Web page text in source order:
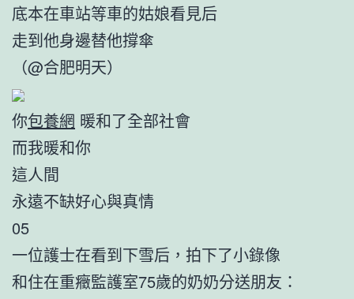
底本在車站等車的姑娘看見后
走到他身邊替他撐傘
（@合肥明天）
你包養網 暖和了全部社會
而我暖和你
這人間
永遠不缺好心與真情
05
一位護士在看到下雪后，拍下了小錄像
和住在重癥監護室75歲的奶奶分送朋友：